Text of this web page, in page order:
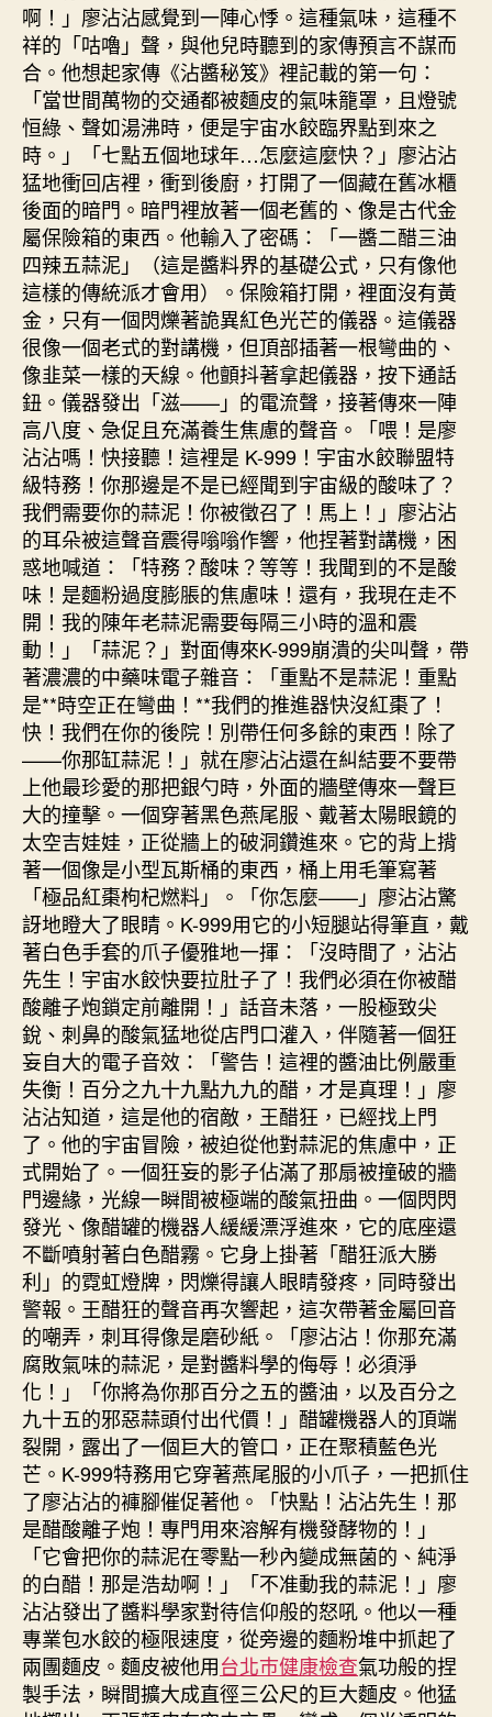
啊！」廖沾沾感覺到一陣心悸。這種氣味，這種不
祥的「咕嚕」聲，與他兒時聽到的家傳預言不謀而
合。他想起家傳《沾醬秘笈》裡記載的第一句：
「當世間萬物的交通都被麵皮的氣味籠罩，且燈號
恒綠、聲如湯沸時，便是宇宙水餃臨界點到來之
時。」「七點五個地球年…怎麼這麼快？」廖沾沾
猛地衝回店裡，衝到後廚，打開了一個藏在舊冰櫃
後面的暗門。暗門裡放著一個老舊的、像是古代金
屬保險箱的東西。他輸入了密碼：「一醬二醋三油
四辣五蒜泥」（這是醬料界的基礎公式，只有像他
這樣的傳統派才會用）。保險箱打開，裡面沒有黃
金，只有一個閃爍著詭異紅色光芒的儀器。這儀器
很像一個老式的對講機，但頂部插著一根彎曲的、
像韭菜一樣的天線。他顫抖著拿起儀器，按下通話
鈕。儀器發出「滋——」的電流聲，接著傳來一陣
高八度、急促且充滿養生焦慮的聲音。「喂！是廖
沾沾嗎！快接聽！這裡是 K-999！宇宙水餃聯盟特
級特務！你那邊是不是已經聞到宇宙級的酸味了？
我們需要你的蒜泥！你被徵召了！馬上！」廖沾沾
的耳朵被這聲音震得嗡嗡作響，他捏著對講機，困
惑地喊道：「特務？酸味？等等！我聞到的不是酸
味！是麵粉過度膨脹的焦慮味！還有，我現在走不
開！我的陳年老蒜泥需要每隔三小時的溫和震
動！」「蒜泥？」對面傳來K-999崩潰的尖叫聲，帶
著濃濃的中藥味電子雜音：「重點不是蒜泥！重點
是**時空正在彎曲！**我們的推進器快沒紅棗了！
快！我們在你的後院！別帶任何多餘的東西！除了
——你那缸蒜泥！」就在廖沾沾還在糾結要不要帶
上他最珍愛的那把銀勺時，外面的牆壁傳來一聲巨
大的撞擊。一個穿著黑色燕尾服、戴著太陽眼鏡的
太空吉娃娃，正從牆上的破洞鑽進來。它的背上揹
著一個像是小型瓦斯桶的東西，桶上用毛筆寫著
「極品紅棗枸杞燃料」。「你怎麼——」廖沾沾驚
訝地瞪大了眼睛。K-999用它的小短腿站得筆直，戴
著白色手套的爪子優雅地一揮：「沒時間了，沾沾
先生！宇宙水餃快要拉肚子了！我們必須在你被醋
酸離子炮鎖定前離開！」話音未落，一股極致尖
銳、刺鼻的酸氣猛地從店門口灌入，伴隨著一個狂
妄自大的電子音效：「警告！這裡的醬油比例嚴重
失衡！百分之九十九點九九的醋，才是真理！」廖
沾沾知道，這是他的宿敵，王醋狂，已經找上門
了。他的宇宙冒險，被迫從他對蒜泥的焦慮中，正
式開始了。一個狂妄的影子佔滿了那扇被撞破的牆
門邊緣，光線一瞬間被極端的酸氣扭曲。一個閃閃
發光、像醋罐的機器人緩緩漂浮進來，它的底座還
不斷噴射著白色醋霧。它身上掛著「醋狂派大勝
利」的霓虹燈牌，閃爍得讓人眼睛發疼，同時發出
警報。王醋狂的聲音再次響起，這次帶著金屬回音
的嘲弄，刺耳得像是磨砂紙。「廖沾沾！你那充滿
腐敗氣味的蒜泥，是對醬料學的侮辱！必須淨
化！」「你將為你那百分之五的醬油，以及百分之
九十五的邪惡蒜頭付出代價！」醋罐機器人的頂端
裂開，露出了一個巨大的管口，正在聚積藍色光
芒。K-999特務用它穿著燕尾服的小爪子，一把抓住
了廖沾沾的褲腳催促著他。「快點！沾沾先生！那
是醋酸離子炮！專門用來溶解有機發酵物的！」
「它會把你的蒜泥在零點一秒內變成無菌的、純淨
的白醋！那是浩劫啊！」「不准動我的蒜泥！」廖
沾沾發出了醬料學家對待信仰般的怒吼。他以一種
專業包水餃的極限速度，從旁邊的麵粉堆中抓起了
兩團麵皮。麵皮被他用台北巿健康檢查氣功般的捏
製手法，瞬間擴大成直徑三公尺的巨大麵皮。他猛